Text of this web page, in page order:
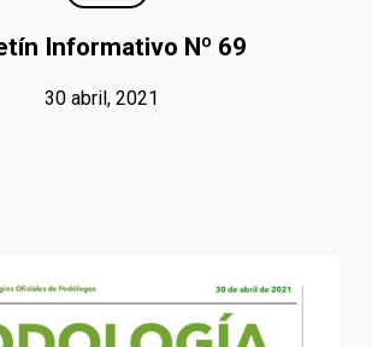
Informativo Nº 69
30 abril, 2021